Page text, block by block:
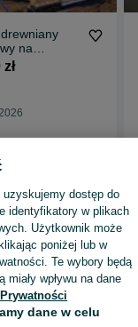
na
stodoła
Wyświetlenia:
dostęp do
identyfikatory w plikach
Użytkownik może
poniżej lub w
Te wybory będą
wpływu na dane
dane w celu